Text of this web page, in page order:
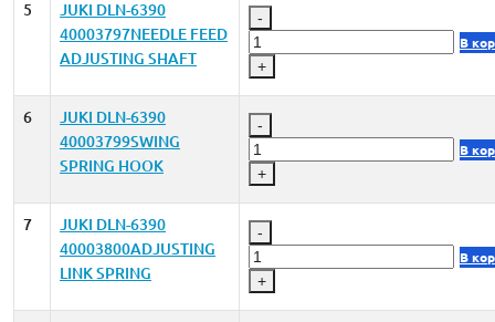
5
JUKI DLN-6390
40003797NEEDLE FEED
ADJUSTING SHAFT
-
+
В
6
JUKI DLN-6390
40003799SWING
SPRING HOOK
-
+
В
7
JUKI DLN-6390
40003800ADJUSTING
LINK SPRING
-
+
В